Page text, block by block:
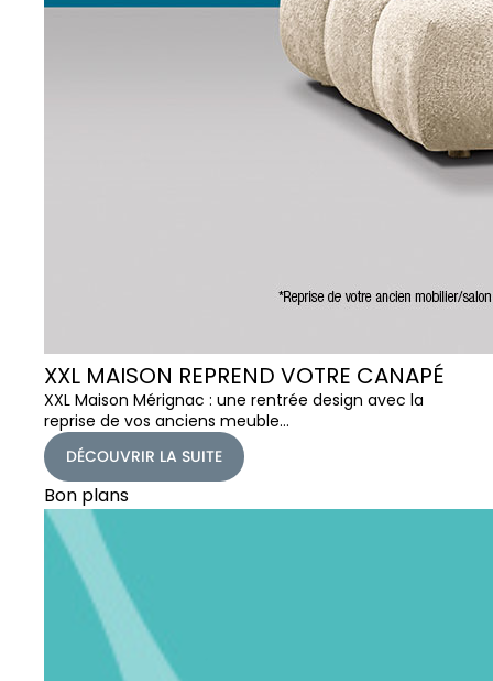
XXL MAISON REPREND VOTRE CANAPÉ
XXL Maison Mérignac : une rentrée design avec la
reprise de vos anciens meuble…
DÉCOUVRIR LA SUITE
Bon plans